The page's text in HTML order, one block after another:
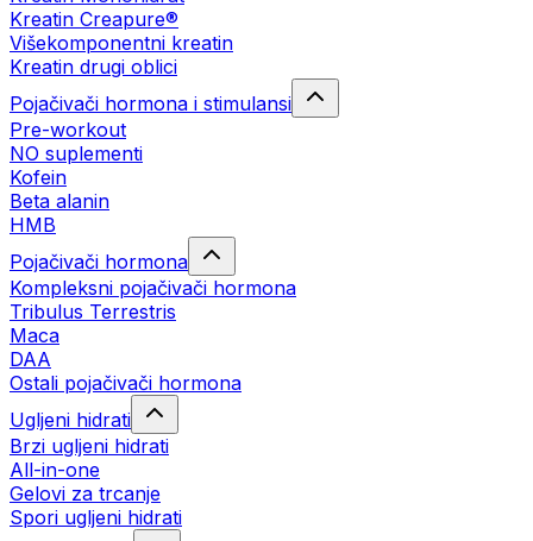
Kreatin Creapure®
Višekomponentni kreatin
Kreatin drugi oblici
Pojačivači hormona i stimulansi
Pre-workout
NO suplementi
Kofein
Beta alanin
HMB
Pojačivači hormona
Kompleksni pojačivači hormona
Tribulus Terrestris
Maca
DAA
Ostali pojačivači hormona
Ugljeni hidrati
Brzi ugljeni hidrati
All-in-one
Gelovi za trcanje
Spori ugljeni hidrati